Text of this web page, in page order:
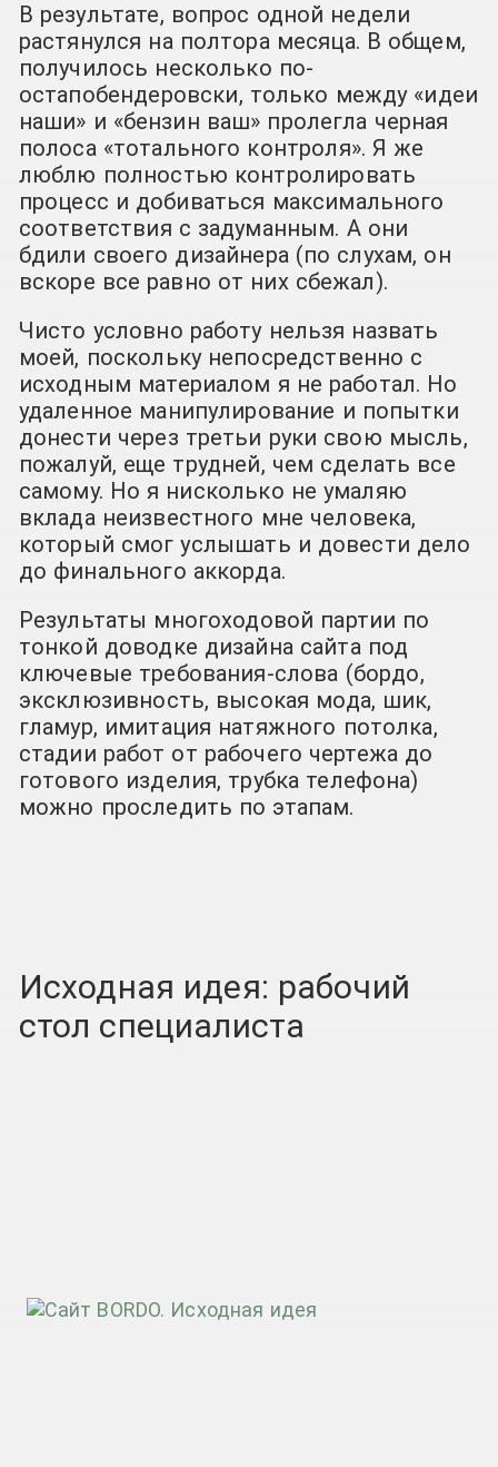
В результате, вопрос одной недели
растянулся на полтора месяца. В общем,
получилось несколько по-
остапобендеровски, только между «идеи
наши» и «бензин ваш» пролегла черная
полоса «тотального контроля». Я же
люблю полностью контролировать
процесс и добиваться максимального
соответствия с задуманным. А они
бдили своего дизайнера (по слухам, он
вскоре все равно от них сбежал).
Чисто условно работу нельзя назвать
моей, поскольку непосредственно с
исходным материалом я не работал. Но
удаленное манипулирование и попытки
донести через третьи руки свою мысль,
пожалуй, еще трудней, чем сделать все
самому. Но я нисколько не умаляю
вклада неизвестного мне человека,
который смог услышать и довести дело
до финального аккорда.
Результаты многоходовой партии по
тонкой доводке дизайна сайта под
ключевые требования-слова (бордо,
эксклюзивность, высокая мода, шик,
гламур, имитация натяжного потолка,
стадии работ от рабочего чертежа до
готового изделия, трубка телефона)
можно проследить по этапам.
Исходная идея: рабочий
стол специалиста